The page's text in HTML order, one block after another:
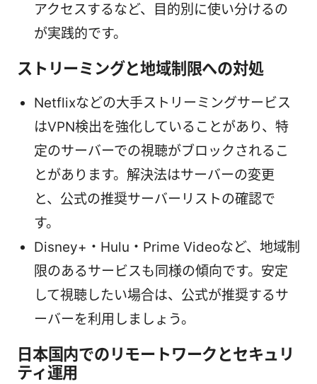
アクセスするなど、目的別に使い分けるの
が実践的です。
ストリーミングと地域制限への対処
Netflixなどの大手ストリーミングサービス
はVPN検出を強化していることがあり、特
定のサーバーでの視聴がブロックされるこ
とがあります。解決法はサーバーの変更
と、公式の推奨サーバーリストの確認で
す。
Disney+・Hulu・Prime Videoなど、地域制
限のあるサービスも同様の傾向です。安定
して視聴したい場合は、公式が推奨するサ
ーバーを利用しましょう。
日本国内でのリモートワークとセキュリ
ティ運用